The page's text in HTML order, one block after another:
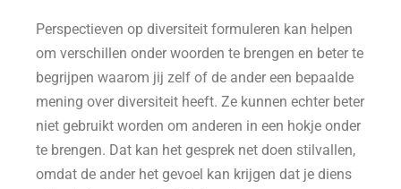
Perspectieven op diversiteit formuleren kan helpen
om verschillen onder woorden te brengen en beter te
begrijpen waarom jij zelf of de ander een bepaalde
mening over diversiteit heeft. Ze kunnen echter beter
niet gebruikt worden om anderen in een hokje onder
te brengen. Dat kan het gesprek net doen stilvallen,
omdat de ander het gevoel kan krijgen dat je diens